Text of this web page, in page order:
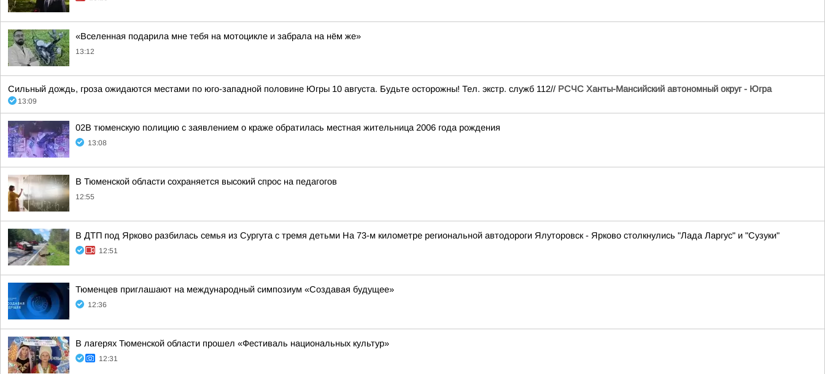
«Вселенная подарила мне тебя на мотоцикле и забрала на нём же»
13:12
Сильный дождь, гроза ожидаются местами по юго-западной половине Югры 10 августа. Будьте осторожны! Тел. экстр. служб 112// РСЧС Ханты-Мансийский автономный округ - Югра
13:09
02В тюменскую полицию с заявлением о краже обратилась местная жительница 2006 года рождения
13:08
В Тюменской области сохраняется высокий спрос на педагогов
12:55
В ДТП под Ярково разбилась семья из Сургута с тремя детьми На 73-м километре региональной автодороги Ялуторовск - Ярково столкнулись "Лада Ларгус" и "Сузуки"
12:51
Тюменцев приглашают на международный симпозиум «Создавая будущее»
12:36
В лагерях Тюменской области прошел «Фестиваль национальных культур»
12:31